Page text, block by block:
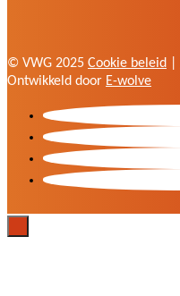
© VWG 2025 Cookie beleid
Ontwikkeld door E-wolve